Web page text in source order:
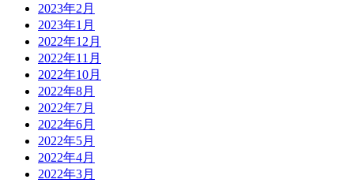
2023年2月
2023年1月
2022年12月
2022年11月
2022年10月
2022年8月
2022年7月
2022年6月
2022年5月
2022年4月
2022年3月